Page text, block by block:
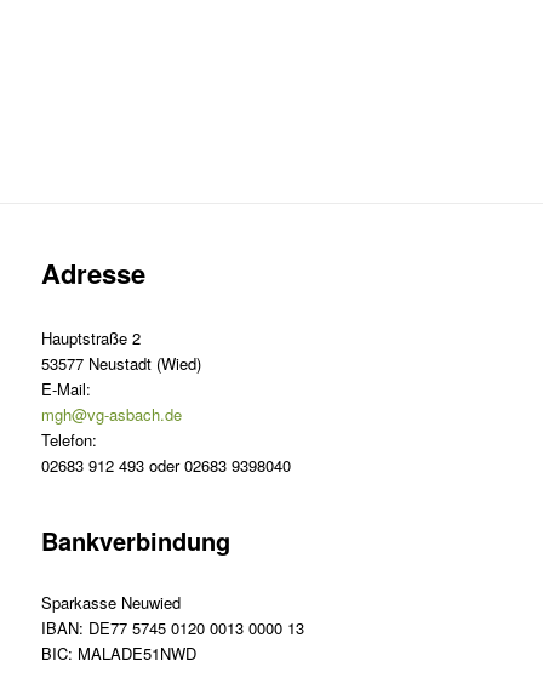
Adresse
Hauptstraße 2
53577 Neustadt (Wied)
E-Mail:
mgh@vg-asbach.de
Telefon:
02683 912 493 oder 02683 9398040
Bankverbindung
Sparkasse Neuwied
IBAN: DE77 5745 0120 0013 0000 13
BIC: MALADE51NWD